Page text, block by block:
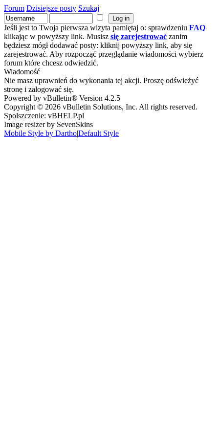
Forum Dzisiejsze posty Szukaj
Jeśli jest to Twoja pierwsza wizyta pamiętaj o: sprawdzeniu FAQ
klikając w powyższy link. Musisz się zarejestrować zanim
będziesz mógł dodawać posty: kliknij powyższy link, aby się
zarejestrować. Aby rozpocząć przeglądanie wiadomości wybierz
forum które chcesz odwiedzić.
Wiadomość
Nie masz uprawnień do wykonania tej akcji. Proszę odświeżyć
stronę i zalogować się.
Powered by vBulletin® Version 4.2.5
Copyright © 2026 vBulletin Solutions, Inc. All rights reserved.
Spolszczenie: vBHELP.pl
Image resizer by SevenSkins
Mobile Style by Dartho|Default Style